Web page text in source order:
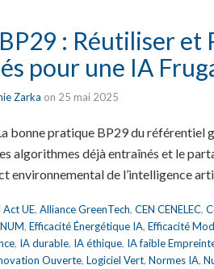
: Réutiliser
pour une IA
Zarka on 25 mai 2025
bonne pratique BP29 du référentiel
algorithmes déjà entraînés et le
environnemental de l’intelligence
Act UE, Alliance GreenTech, CEN CENELEC,
, Efficacité Énergétique IA, Efficacité
, IA durable, IA éthique, IA faible
Ouverte, Logiciel Vert, Normes IA,